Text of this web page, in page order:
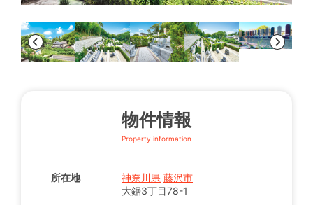
物件情報
Property information
所在地 神奈川県 藤沢市
大鋸3丁目78-1